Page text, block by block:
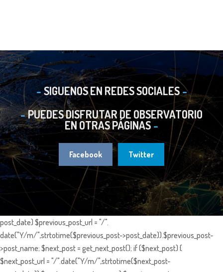
SIGUENOS EN REDES SOCIALES
PUEDES DISFRUTAR DE OBSERVATORIO
EN OTRAS PÁGINAS
Facebook Twitter
post_date) $previous_post_url = "/".
date("Y/m/",strtotime($previous_post->post_date)).$previous_post-
>post_name; $next_post = get_next_post(); if ($next_post) {
$next_post_url = "/".date("Y/m/",strtotime($next_post-